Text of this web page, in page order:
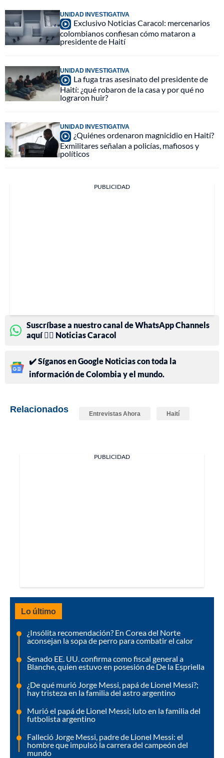
UNIDAD INVESTIGATIVA
Exclusivo Noticias Caracol: mercenarios
colombianos confiesan cómo mataron a
presidente de Haití
UNIDAD INVESTIGATIVA
La fuga tras asesinato del presidente de
Haití: ¿qué robaron de la casa y por qué no
lograron huir?
UNIDAD INVESTIGATIVA
¿Quiénes ordenaron magnicidio en Haití?
Exmilitares señalan a policías, mafiosos y
políticos
PUBLICIDAD
Suscríbase a nuestro canal de WhatsApp Channels
aquí 👉🏻 Noticias Caracol
✔️ Síganos en Google Noticias con toda la
información de Colombia y el mundo.
Relacionados Entrevistas Ahora Haití
PUBLICIDAD
Lo último
¿Insólita recomendación? En Corea del Norte
aconsejan la sopa de perro para combatir el calor
Senado EE. UU. confirma como fiscal general a
Blanche, quien estuvo en posesión de De la Espriella
¿De qué murió Jorge Messi, papá de Lionel Messi?;
hay tristeza en la familia del astro argentino
Murió el papá de Lionel Messi; luto en la familia del
futbolista argentino
Falleció Jorge Messi, padre de Lionel Messi: el
hombre que impulsó la carrera del campeón del
mundo